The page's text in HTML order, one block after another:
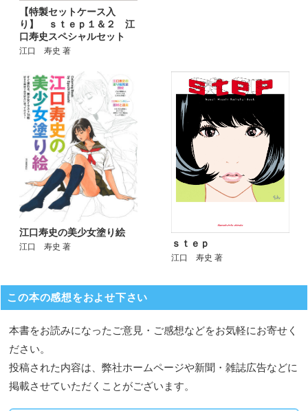
【特製セットケース入
り】 ｓｔｅｐ１＆２ 江
口寿史スペシャルセット
江口 寿史 著
江口寿史の美少女塗り絵
江口 寿史 著 ｓｔｅｐ
江口 寿史 著
この本の感想をおよせ下さい
本書をお読みになったご意見・ご感想などをお気軽にお寄せく
ださい。
投稿された内容は、弊社ホームページや新聞・雑誌広告などに
掲載させていただくことがございます。